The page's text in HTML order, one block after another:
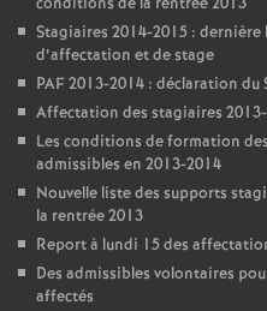
Stagiaires 2014-2015 :
d’affectation et de stage
PAF2013-2014 : déclaration du
Affectation des stagiaires
Les conditions de formation
admissibles en 2013-2014
Nouvelle liste des supports
la rentrée 2013
Report à lundi 15 des
Des admissibles volontaires
affectés